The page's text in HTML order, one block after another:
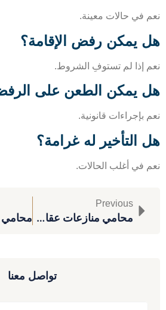
في حالات معينة.
يمكن رفض الإقامة؟
إذا لم تستوفِ الشروط.
يمكن الطعن على الرفض؟
بإجراءات قانونية.
التأخير له غرامة؟
في أغلب الحالات.
Previous
محامي منازعات عقارية
تواصل معنا